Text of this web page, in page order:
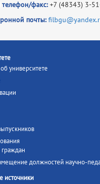
телефон/факс:+7 (48343) 3-
почты:
университете
должностей научно-
источники